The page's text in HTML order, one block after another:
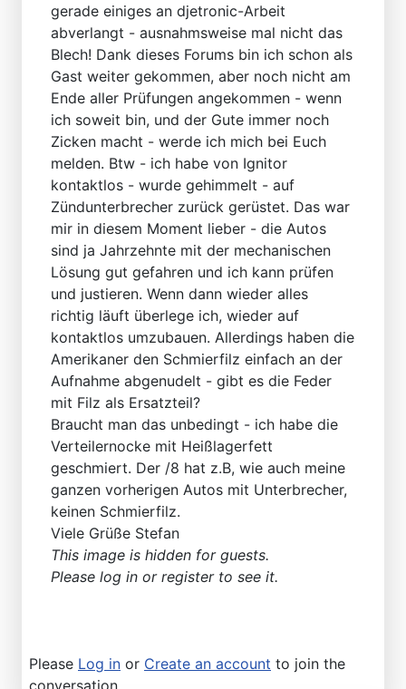
gerade einiges an djetronic-Arbeit
abverlangt - ausnahmsweise mal nicht das
Blech! Dank dieses Forums bin ich schon als
Gast weiter gekommen, aber noch nicht am
Ende aller Prüfungen angekommen - wenn
ich soweit bin, und der Gute immer noch
Zicken macht - werde ich mich bei Euch
melden. Btw - ich habe von Ignitor
kontaktlos - wurde gehimmelt - auf
Zündunterbrecher zurück gerüstet. Das war
mir in diesem Moment lieber - die Autos
sind ja Jahrzehnte mit der mechanischen
Lösung gut gefahren und ich kann prüfen
und justieren. Wenn dann wieder alles
richtig läuft überlege ich, wieder auf
kontaktlos umzubauen. Allerdings haben die
Amerikaner den Schmierfilz einfach an der
Aufnahme abgenudelt - gibt es die Feder
mit Filz als Ersatzteil?
Braucht man das unbedingt - ich habe die
Verteilernocke mit Heißlagerfett
geschmiert. Der /8 hat z.B, wie auch meine
ganzen vorherigen Autos mit Unterbrecher,
keinen Schmierfilz.
Viele Grüße Stefan
This image is hidden for guests.
Please log in or register to see it.
Please Log in or Create an account to join the
conversation.